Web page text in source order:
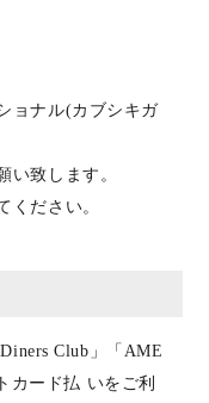
ョナル(カブシキガ
致します。
ください。
Club」「AME
カード払 いをご利